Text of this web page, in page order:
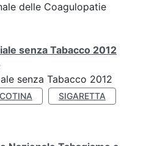
delle Coagulopatie
senza Tabacco 2012
senza Tabacco 2012
SIGARETTA